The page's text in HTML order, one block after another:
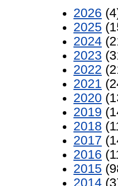
2026
2025
2024
2023
2022
2021
2020
2019
2018
2017
2016
2015
2014